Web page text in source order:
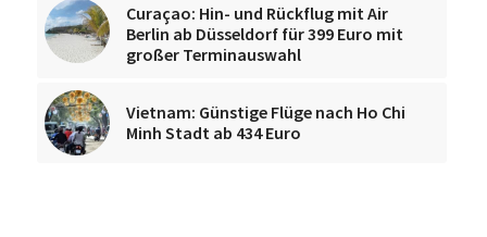
Curaçao: Hin- und Rückflug mit Air
Berlin ab Düsseldorf für 399 Euro mit
großer Terminauswahl
Vietnam: Günstige Flüge nach Ho Chi
Minh Stadt ab 434 Euro